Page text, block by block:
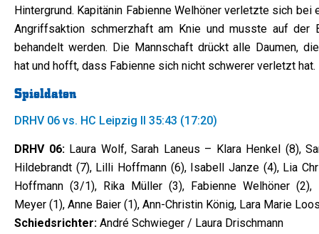
Hintergrund. Kapitänin Fabienne Welhöner verletzte sich bei
Angriffsaktion schmerzhaft am Knie und musste auf der
behandelt werden. Die Mannschaft drückt alle Daumen,
hat und hofft, dass Fabienne sich nicht schwerer verletzt hat.
Spieldaten
DRHV 06 vs. HC Leipzig II 35:43 (17:20)
DRHV 06:Laura Wolf, Sarah Laneus – Klara Henkel (8),
Hildebrandt (7), Lilli Hoffmann (6), Isabell Janze (4), Lia
Hoffmann (3/1), Rika Müller (3), Fabienne Welhöner (2),
Meyer (1), Anne Baier (1), Ann-Christin König, Lara Marie
Schiedsrichter: André Schwieger / Laura Drischmann